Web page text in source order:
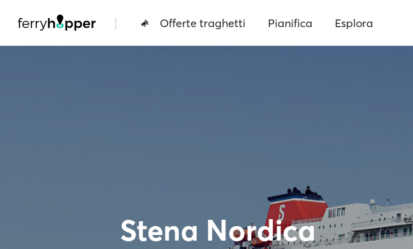
| Offerte traghetti Pianifica Esplora
Stena Nordica